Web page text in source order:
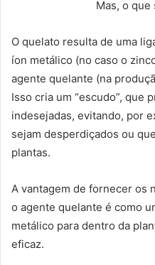
Mas, o que
O quelato resulta de uma
íon metálico (no caso o
agente quelante (na
Isso cria um “escudo”, que
indesejadas, evitando, por
sejam desperdiçados ou
plantas.
A vantagem de fornecer os
o agente quelante é como
metálico para dentro da
eficaz.